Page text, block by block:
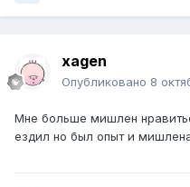
xagen
Опубликовано 8
Мне больше мишлен
ездил но был опыт и